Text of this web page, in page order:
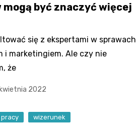
mogą być znaczyć więcej
się z ekspertami w sprawach
i marketingiem. Ale czy nie
że
2022
pracy wizerunek